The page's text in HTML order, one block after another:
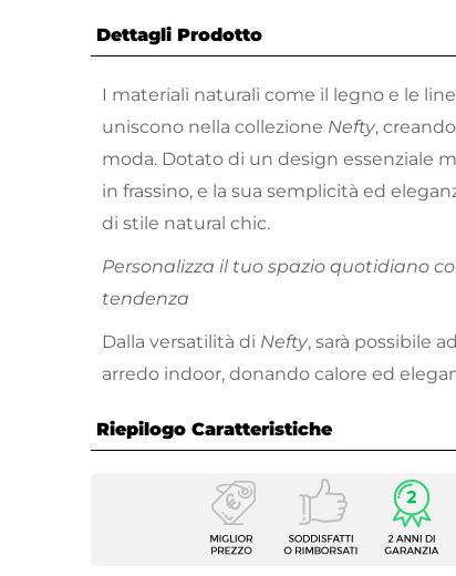
Dettagli Prodotto
I materiali naturali come il legno e le
uniscono nella collezione Nefty,
moda. Dotato di un design essenziale
in frassino, e la sua semplicità ed
di stile natural chic.
Personalizza il tuo spazio quotidiano
tendenza
Dalla versatilità di Nefty, sarà possibile
arredo indoor, donando calore ed
Riepilogo Caratteristiche
Caratteristiche